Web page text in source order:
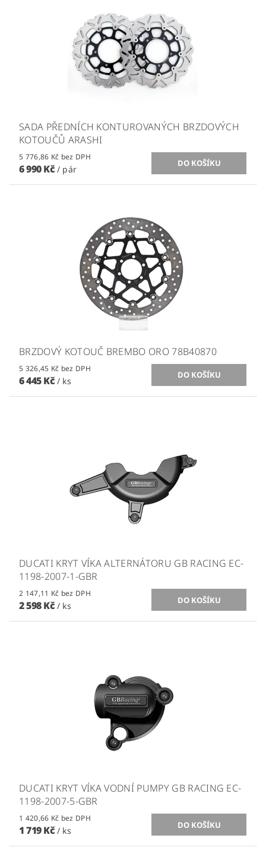
SADA PŘEDNÍCH KONTUROVANÝCH BRZDOVÝCH
KOTOUČŮ ARASHI
5 776,86 Kč bez DPH
6 990 Kč / pár
BRZDOVÝ KOTOUČ BREMBO ORO 78B40870
5 326,45 Kč bez DPH
6 445 Kč / ks
DUCATI KRYT VÍKA ALTERNÁTORU GB RACING EC-
1198-2007-1-GBR
2 147,11 Kč bez DPH
2 598 Kč / ks
DUCATI KRYT VÍKA VODNÍ PUMPY GB RACING EC-
1198-2007-5-GBR
1 420,66 Kč bez DPH
1 719 Kč / ks